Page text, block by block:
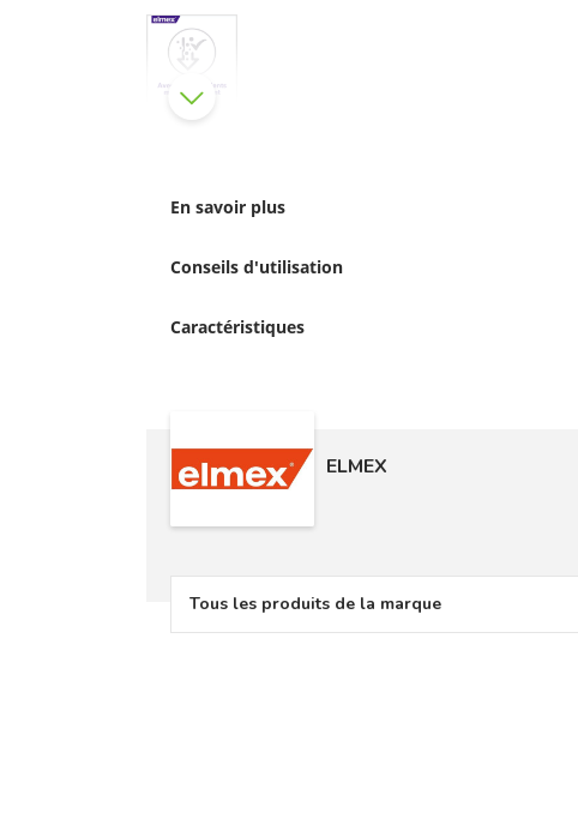
En savoir plus
Conseils d'utilisation
Caractéristiques
ELMEX
Tous les produits de la marque